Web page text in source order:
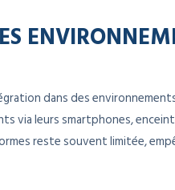
dans des
via leurs smartphones,
reste souvent limitée,